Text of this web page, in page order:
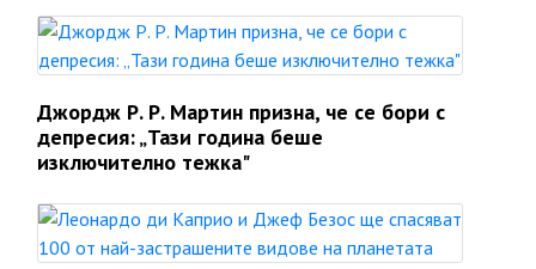
Джордж Р. Р. Мартин призна, че се бори с
депресия: „Тази година беше
изключително тежка"